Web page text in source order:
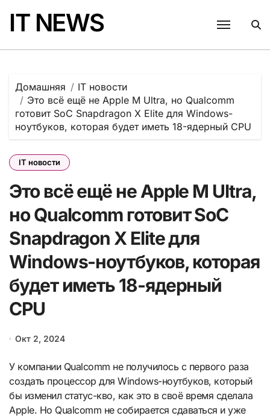
содержанию
IT NEWS
Домашняя
IT новости
Это всё ещё не Apple M Ultra, но Qualcomm
готовит SoC Snapdragon X Elite для Windows-
ноутбуков, которая будет иметь 18-ядерный CPU
IT новости
Это всё ещё не Apple M Ultra,
но Qualcomm готовит SoC
Snapdragon X Elite для
Windows-ноутбуков, которая
будет иметь 18-ядерный
CPU
Окт 2, 2024
У компании Qualcomm не получилось с первого раза
создать процессор для Windows-ноутбуков, который
бы изменил статус-кво, как это в своё время сделала
Apple. Но Qualcomm не собирается сдаваться и уже